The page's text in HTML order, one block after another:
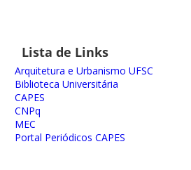
Lista de Links
Arquitetura e Urbanismo UFSC
Biblioteca Universitária
CAPES
CNPq
MEC
Portal Periódicos CAPES